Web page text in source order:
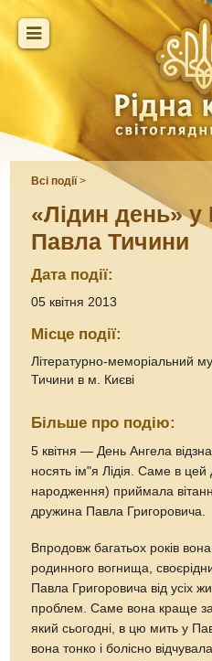
Всі події>
«Лідин день» у
Павла Тичини
Дата події:
05 квітня 2013
Місце події:
Літературно-меморіальний
Тичини в м. Києві
Більше про подію:
5 квітня — День Ангела
носять ім"я Лідія. Саме в
народження) приймала
дружина Павла Григоровича.
Впродовж багатьох років
родинного вогнища,
Павла Григоровича від усіх
проблем. Саме вона краще
який сьогодні, в цю мить у
вона тонко і болісно